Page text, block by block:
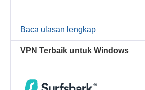
Baca ulasan lengkap
VPN Terbaik untuk Windows